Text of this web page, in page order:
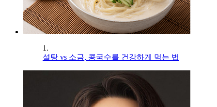
1.
설탕 vs 소금, 콩국수를 건강하게 먹는 법